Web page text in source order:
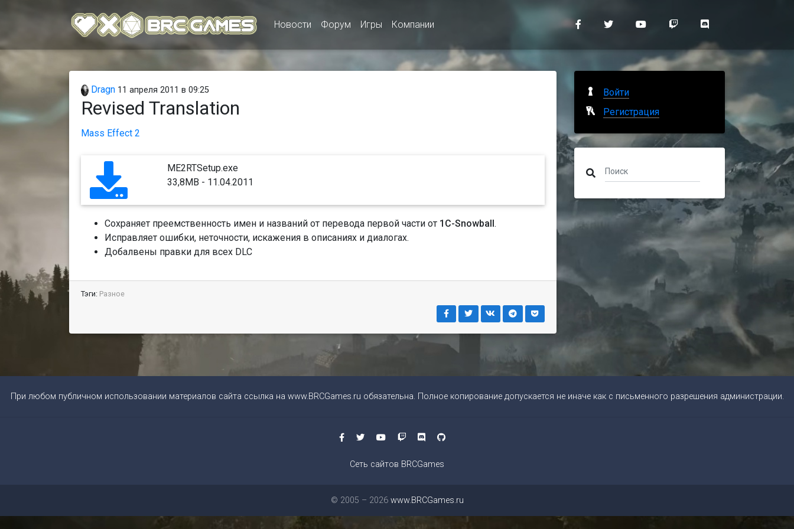
Новости Форум Игры Компании
Dragn 11 апреля 2011 в 09:25
Revised Translation
Mass Effect 2
ME2RTSetup.exe
33,8MB - 11.04.2011
Сохраняет преемственность имен и названий от перевода первой части от 1С-Snowball.
Исправляет ошибки, неточности, искажения в описаниях и диалогах.
Добалвены правки для всех DLC
Тэги: Разное
Войти
Регистрация
При любом публичном использовании материалов сайта ссылка на www.BRCGames.ru обязательна. Полное копирование допускается не иначе как с письменного разрешения администрации.
Сеть сайтов BRCGames
© 2005 – 2026 www.BRCGames.ru